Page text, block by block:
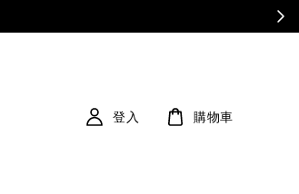
登入 購物車